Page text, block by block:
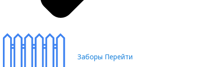
Заборы Перейти